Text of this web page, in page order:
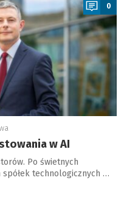
0
w AI
Po świetnych
technologicznych …